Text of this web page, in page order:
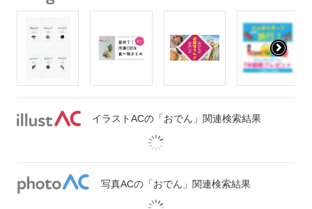
イラストACの「おでん」関連検索結果
写真ACの「おでん」関連検索結果